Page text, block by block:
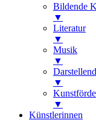
Bildende
▼
Literatur
▼
Musik
▼
▼
▼
Künstlerinnen